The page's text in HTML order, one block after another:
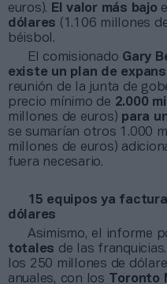
euros). El valor más bajo
dólares (1.106 millones
béisbol.
El comisionado Gary
existe un plan de
reunión de la junta de
precio mínimo de 2.000
millones de euros) para
se sumarían otros 1.000
millones de euros)
fuera necesario.
15 equipos ya
dólares
Asimismo, el informe
totales de las
los 250 millones de
anuales, con los
Toronto